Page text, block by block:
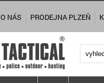
O NÁS PRODEJNA PLZEŇ